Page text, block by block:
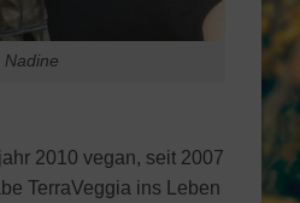
Nadine
2010 vegan, seit 2007
TerraVeggia ins Leben